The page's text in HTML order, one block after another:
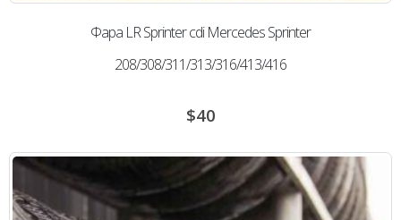
Фара LR Sprinter cdi Mercedes Sprinter
208/308/311/313/316/413/416
$40